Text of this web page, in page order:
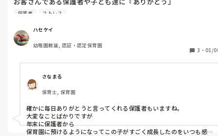
って言ってもらえるから。
自分達の物を売って、
買ってくれたお客さんに対して自分達が『ありがとう』を言う。
でも保育士や警察、お医者さんなどのサービス業って、
サービスを必要としているお客さんに自分達のサービスを売って
しかもお客さんから『ありがとう』って言ってもらえて、二重に
得してるんですよね。
って感じのことをヒロユキさんが言ってて、賛否両論なんだろう
あー、なんか明日も保育士頑張ろうって思った今日この頃。
保護者 ストレス
ハセケイ
幼稚園教諭, 認証・認定保育園
3 ・ 01/
さなまる
保育士, 保育園
確かに毎日ありがとうと言ってくれる保護者もいますね。
大変なことばかりですが
年末に保護者から
保育園に預けるようになってこの子がすごく成長したのをいつも感